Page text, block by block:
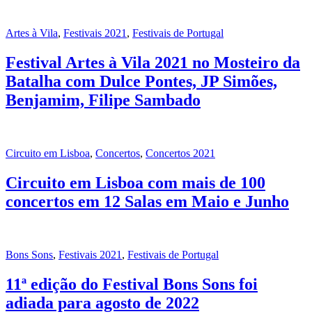
Artes à Vila, Festivais 2021 , Festivais de Portugal
Festival Artes à Vila 2021 no Mosteiro da
Batalha com Dulce Pontes, JP Simões,
Benjamim, Filipe Sambado
Circuito em Lisboa, Concertos, Concertos 2021
Circuito em Lisboa com mais de 100
concertos em 12 Salas em Maio e Junho
Bons Sons, Festivais 2021 , Festivais de Portugal
11ª edição do Festival Bons Sons foi
adiada para agosto de 2022